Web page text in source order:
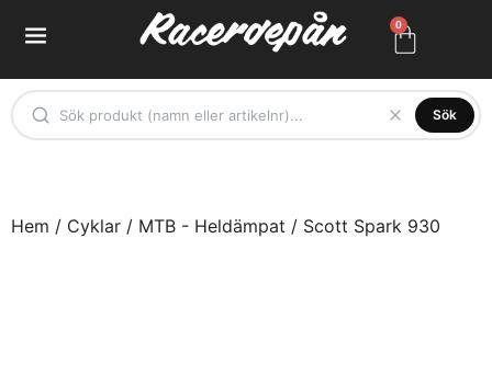
0
Sök
Hem / Cyklar / MTB - Heldämpat / Scott Spark 930